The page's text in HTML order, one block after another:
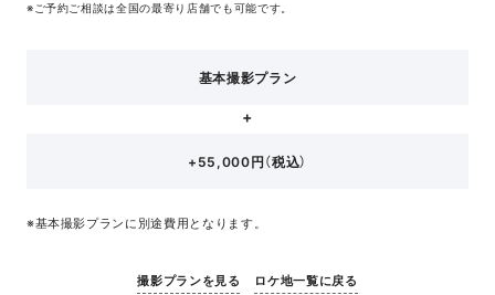
※ご予約ご相談は全国の最寄り店舗でも可能です。
基本撮影プラン
+55,000円（税込）
※基本撮影プランに別途費用となります。
撮影プランを見る ロケ地一覧に戻る